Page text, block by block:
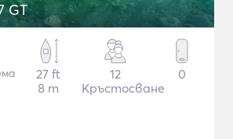
GT
27 ft
8 m
12
Кръстосване
0